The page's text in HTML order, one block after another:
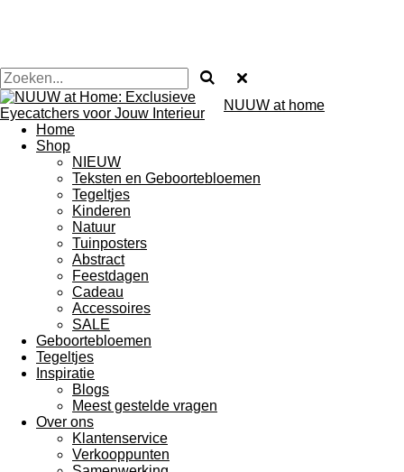
NUUW at home
Home
Shop
NIEUW
Teksten en Geboortebloemen
Tegeltjes
Kinderen
Natuur
Tuinposters
Abstract
Feestdagen
Cadeau
Accessoires
SALE
Geboortebloemen
Tegeltjes
Inspiratie
Blogs
Meest gestelde vragen
Over ons
Klantenservice
Verkooppunten